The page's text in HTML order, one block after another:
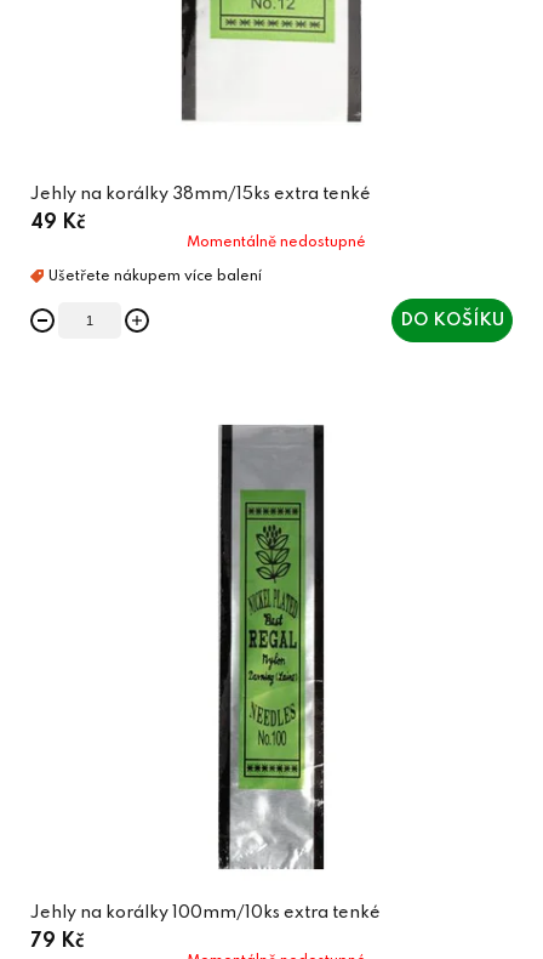
Jehly na korálky 38mm/15ks extra tenké
49 Kč
Momentálně nedostupné
DO KOŠÍKU
Jehly na korálky 100mm/10ks extra tenké
79 Kč